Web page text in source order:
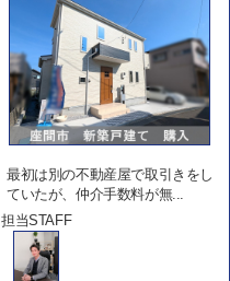
最初は別の不動産屋で取引きをし
ていたが、仲介手数料が無...
担当STAFF